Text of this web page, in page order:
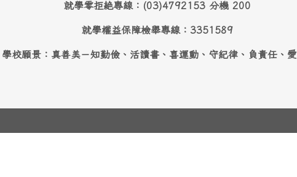
就學零拒絶專線：(03)4792153 分機 200
就學權益保障檢舉專線：3351589
學校願景：真善美－知勤儉、活讀書、喜運動、守紀律、負責任、